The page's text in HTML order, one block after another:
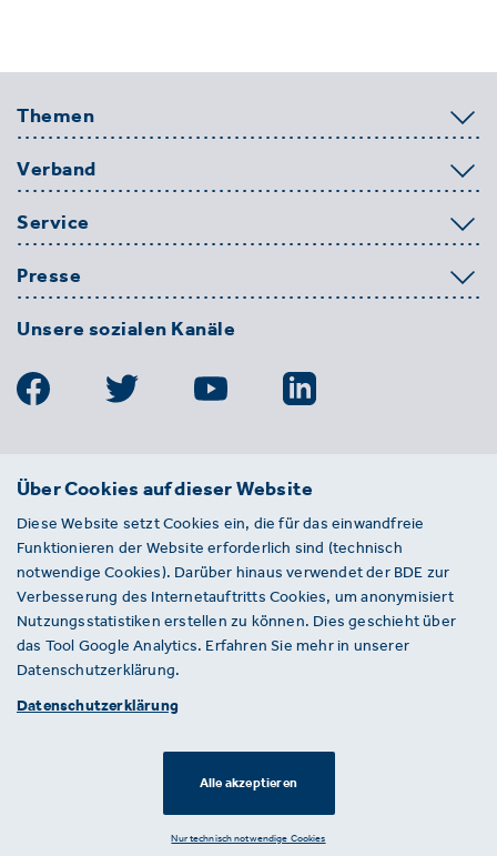
Themen
Verband
Service
Presse
Unsere sozialen Kanäle
BDE
Entsorgungs-, Wasser- und
Kreislaufwirtschaft e. V.
Von-der-Heydt-Straße 2
D 10785 Berlin
Sie haben einen Fehler auf unserer Website
gefunden? Ihnen ist ein defekter Link
aufgefallen? Wir freuen uns über Ihren
Über Cookies auf dieser Website
Diese Website setzt Cookies ein, die für das einwandfreie
Funktionieren der Website erforderlich sind (technisch
notwendige Cookies). Darüber hinaus verwendet der BDE zur
Verbesserung des Internetauftritts Cookies, um anonymisiert
Nutzungsstatistiken erstellen zu können. Dies geschieht über
das Tool Google Analytics. Erfahren Sie mehr in unserer
Datenschutzerklärung.
Datenschutzerklärung
Alle akzeptieren
Nur technisch notwendige Cookies